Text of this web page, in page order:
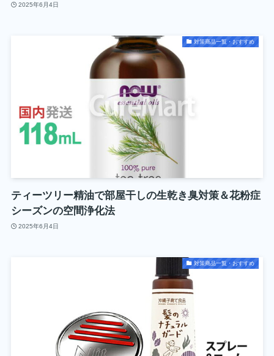
2025年6月4日
対策商品一覧・おすすめ
ティーツリー精油で部屋干しの生乾き臭対策＆花粉症
シーズンの空間浄化法
2025年6月4日
対策商品一覧・おすすめ